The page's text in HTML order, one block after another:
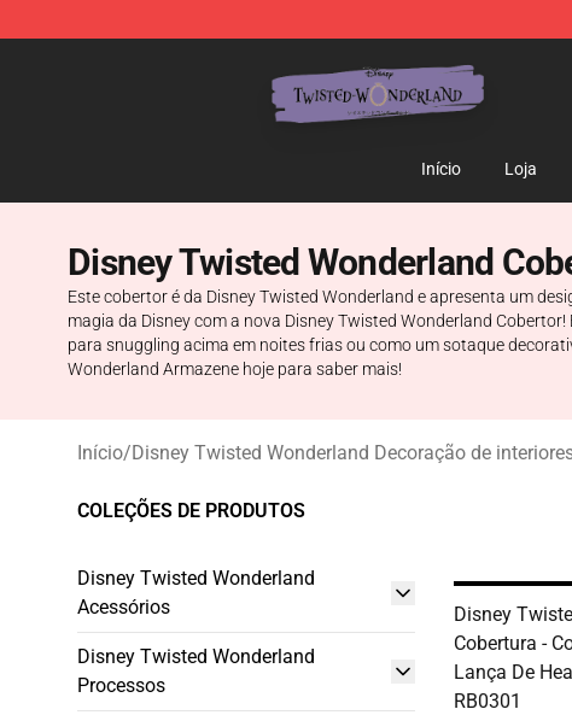
Início Loja
Disney Twisted Wonderland
Este cobertor é da Disney Twisted Wonderland e apresenta um
magia da Disney com a nova Disney Twisted Wonderland
para snuggling acima em noites frias ou como um sotaque
Wonderland Armazene hoje para saber mais!
Início/Disney Twisted Wonderland Decoração de
COLEÇÕES DE PRODUTOS
Disney Twisted Wonderland
Acessórios
Disney Twisted Wonderland
Processos
Disney
Cobertura -
Lança De
RB0301